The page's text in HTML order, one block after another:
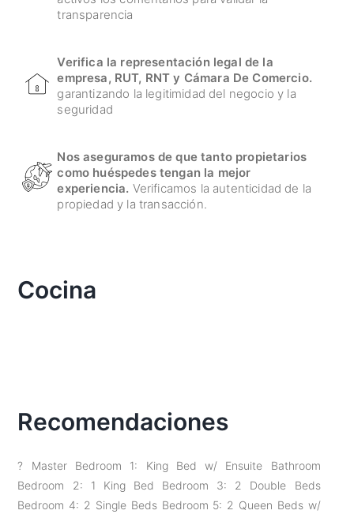
transparencia
Verifica la representación legal de la
empresa, RUT, RNT y Cámara De Comercio.
garantizando la legitimidad del negocio y la
seguridad
Nos aseguramos de que tanto propietarios
como huéspedes tengan la mejor
experiencia. Verificamos la autenticidad de la
propiedad y la transacción.
Cocina
Recomendaciones
? Master Bedroom 1: King Bed w/ Ensuite Bathroom
Bedroom 2: 1 King Bed Bedroom 3: 2 Double Beds
Bedroom 4: 2 Single Beds Bedroom 5: 2 Queen Beds w/